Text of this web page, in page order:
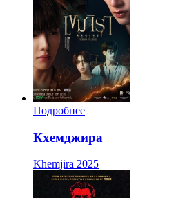
Подробнее
Кхемджира
Khemjira 2025